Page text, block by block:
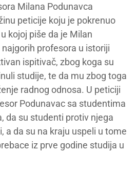
Milana Podunavca
peticije koju je pokrenuo
kojoj piše da je Milan
profesora u istoriji
ispitivač, zbog koga su
studije, te da mu zbog toga
radnog odnosa. U peticiji
Podunavac sa studentima
da su studenti protiv njega
a da su na kraju uspeli u tome
iz prve godine studija u